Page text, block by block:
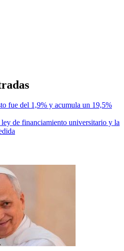
fue del 1,9% y acumula un 19,5%
de financiamiento universitario y la